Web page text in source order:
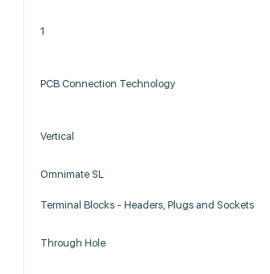
1
PCB Connection Technology
Vertical
Omnimate SL
Terminal Blocks - Headers, Plugs and Sockets
Through Hole